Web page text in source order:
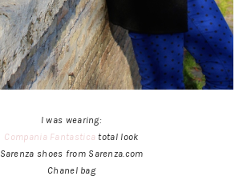
I was wearing:
Compania Fantastica total look
Sarenza shoes from Sarenza.com
Chanel bag